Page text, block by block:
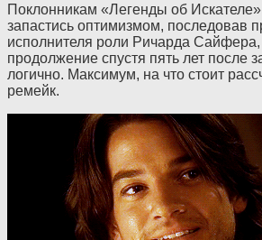
Поклонникам «Легенды об
запастись оптимизмом, последовав
исполнителя роли Ричарда Сайфера,
продолжение спустя пять лет после
логично. Максимум, на что стоит
ремейк.